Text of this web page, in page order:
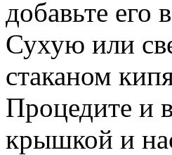
добавьте его
Сухую или
стаканом
Процедите и
крышкой и